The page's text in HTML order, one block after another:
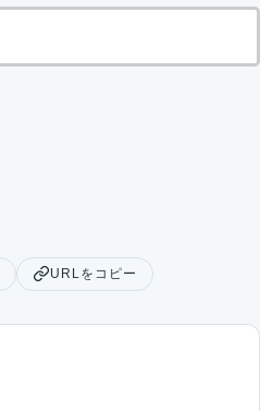
URLをコピー